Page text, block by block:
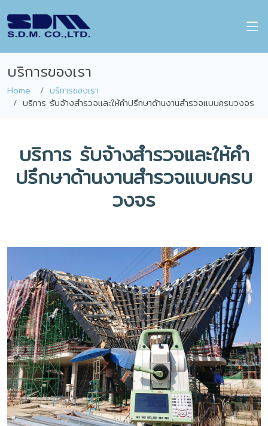
บริการของเรา
Home
บริการของเรา
บริการ รับจ้างสำรวจและให้คำปรึกษาด้านงานสำรวจแบบครบวงจร
บริการ รับจ้างสำรวจและให้คำ
ปรึกษาด้านงานสำรวจแบบครบ
วงจร